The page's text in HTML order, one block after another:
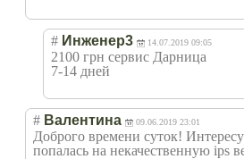
# Инженер3 14.07.2019 09:05
2100 грн сервис Дарница
7-14 дней
# Валентина 09.06.2019 23:01
Доброго времени суток!
попалась на некачественную ips